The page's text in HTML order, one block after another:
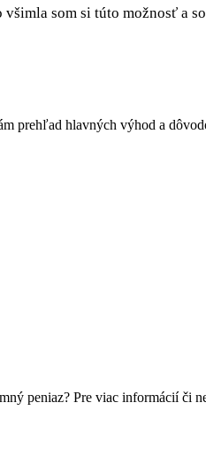
som si túto možnosť a
prehľad hlavných výhod a
peniaz? Pre viac informácií či